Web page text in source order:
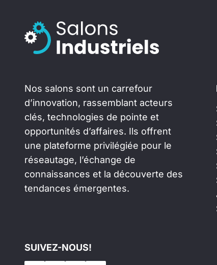
Nos salons sont un carrefour
d’innovation, rassemblant acteurs
clés, technologies de pointe et
opportunités d’affaires. Ils offrent
une plateforme privilégiée pour le
réseautage, l’échange de
connaissances et la découverte des
tendances émergentes.
SUIVEZ-NOUS!